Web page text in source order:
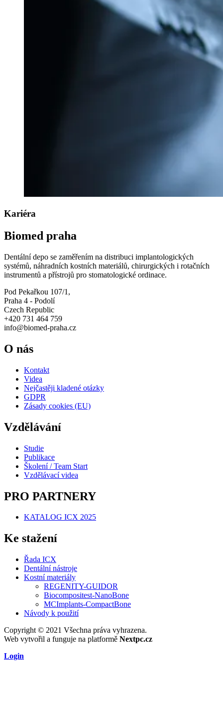
Kariéra
Biomed praha
Dentální depo se zaměřením na distribuci implantologických
systémů, náhradních kostních materiálů, chirurgických i rotačních
instrumentů a přístrojů pro stomatologické ordinace.
Pod Pekařkou 107/1,
Praha 4 - Podolí
Czech Republic
+420 731 464 759
info@biomed-praha.cz
O nás
Kontakt
Videa
Nejčastěji kladené otázky
GDPR
Zásady cookies (EU)
Vzdělávání
Studie
Publikace
Školení / Team Start
Vzdělávací videa
PRO PARTNERY
KATALOG ICX 2025
Ke stažení
Řada ICX
Dentální nástroje
Kostní materiály
REGENITY-GUIDOR
Biocompositest-NanoBone
MCImplants-CompactBone
Návody k použití
Copyright © 2021 Všechna práva vyhrazena.
Web vytvořil a funguje na platformě Nextpc.cz
Login